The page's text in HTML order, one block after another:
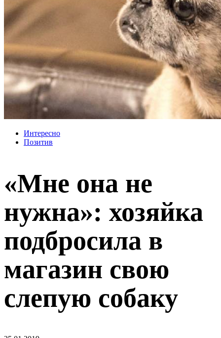
Интересно
Позитив
«Мне она не
нужна»: хозяйка
подбросила в
магазин свою
слепую собаку